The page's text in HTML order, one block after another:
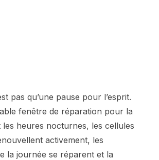
pas qu’une pause pour l’esprit.
fenêtre de réparation pour la
les heures nocturnes, les cellules
activement, les
la journée se réparent et la